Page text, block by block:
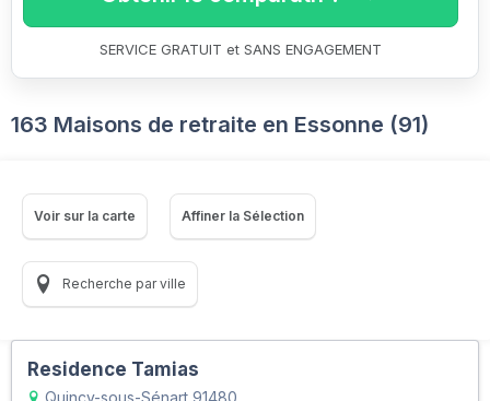
SERVICE GRATUIT et SANS ENGAGEMENT
163 Maisons de retraite en Essonne (91)
Voir sur la carte Affiner la Sélection
Recherche par ville
Residence Tamias
Quincy-sous-Sénart 91480